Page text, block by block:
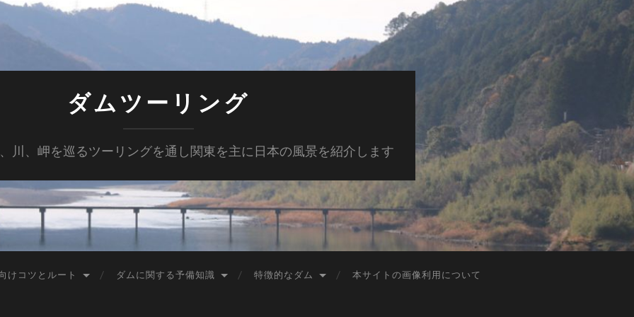
ダムツーリング
川、岬を巡るツーリングを通し関東を主に日本の風景を紹介します
けコツとルート ダムに関する予備知識 特徴的なダム 本サイトの画像利用について